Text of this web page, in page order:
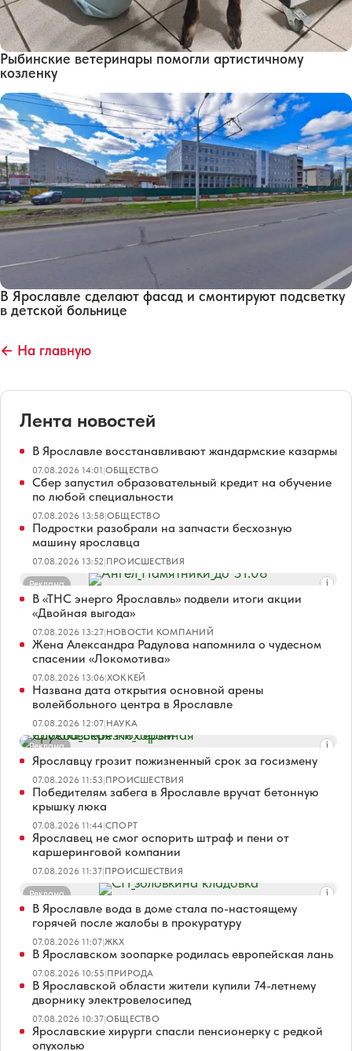
Рыбинские ветеринары помогли артистичному
козленку
В Ярославле сделают фасад и смонтируют подсветку
в детской больнице
← На главную
Лента новостей
В Ярославле восстанавливают жандармские казармы
07.08.2026 14:01|ОБЩЕСТВО
Сбер запустил образовательный кредит на обучение
по любой специальности
07.08.2026 13:58|ОБЩЕСТВО
Подростки разобрали на запчасти бесхозную
машину ярославца
07.08.2026 13:52|ПРОИСШЕСТВИЯ
Реклама
В «ТНС энерго Ярославль» подвели итоги акции
«Двойная выгода»
07.08.2026 13:27|НОВОСТИ КОМПАНИЙ
Жена Александра Радулова напомнила о чудесном
спасении «Локомотива»
07.08.2026 13:06|ХОККЕЙ
Названа дата открытия основной арены
волейбольного центра в Ярославле
07.08.2026 12:07|НАУКА
Реклама
Ярославцу грозит пожизненный срок за госизмену
07.08.2026 11:53|ПРОИСШЕСТВИЯ
Победителям забега в Ярославле вручат бетонную
крышку люка
07.08.2026 11:44|СПОРТ
Ярославец не смог оспорить штраф и пени от
каршеринговой компании
07.08.2026 11:37|ПРОИСШЕСТВИЯ
Реклама
В Ярославле вода в доме стала по-настоящему
горячей после жалобы в прокуратуру
07.08.2026 11:07|ЖКХ
В Ярославском зоопарке родилась европейская лань
07.08.2026 10:55|ПРИРОДА
В Ярославской области жители купили 74-летнему
дворнику электровелосипед
07.08.2026 10:37|ОБЩЕСТВО
Ярославские хирурги спасли пенсионерку с редкой
опухолью